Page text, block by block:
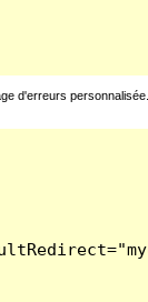
d'erreurs